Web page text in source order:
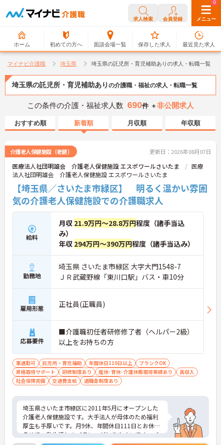
求人検索 会員登録 メニュー
ホーム 初めての方へ 面談会場一覧
0
保存した求人
0
最近見た求人
マイナビ介護職 埼玉県 埼玉県の託児所・育児補助ありの求人・転職一覧
埼玉県の託児所・育児補助あり の介護職・福祉の求人・転職一覧
この条件の介護・福祉求人数 690件 ＋非公開求人
おすすめ順 新着順 月収順 年収順
介護老人保健施設（老健） 更新日：2026年08月07日
医療法人社団明雄会 介護老人保健施設 エスポワールさいたま
医療
法人社団明雄会 介護老人保健施設 エスポワールさいたま
【埼玉県／さいたま市緑区】 明るく温かい雰囲
気の介護老人保健施設での介護職求人
給料
月収 21.9万円～28.8万円程度（諸手当込
み）
年収 294万円～390万円程度（諸手当込み）
勤務地
埼玉県 さいたま市緑区 大字大門1548-7
ＪＲ武蔵野線「東川口駅」バス・車10分
雇用形態 正社員(正職員)
応募要件
■介護職初任者研修修了者（ヘルパー2級）
以上をお持ちの方
車通勤可 託児所・育児補助 年間休日110日以上
ブランクOK
資格取得サポート
研修制度あり 産休･育休･介護休暇取得実績あり
高収入
社会保険完備
交通費支給 退職金制度あり
埼玉県さいたま市緑区に2011年5月にオープンした
介護老人保健施設です。大手法人が母体のため福利
厚生も手厚いです。月9休、年間休日111日とお休み
多めで、私生活とのバランスがとりやすいです。ご
興味ある方には、面接対策ポイントなど、さらに詳